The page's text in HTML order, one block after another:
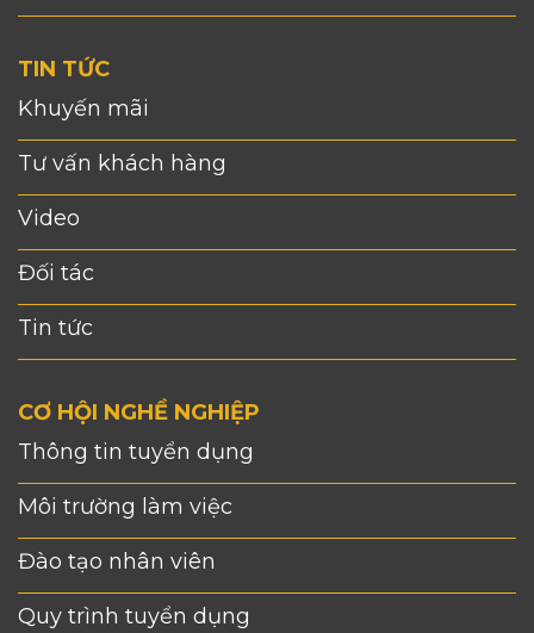
TIN TỨC
Khuyến mãi
Tư vấn khách hàng
Video
Đối tác
Tin tức
CƠ HỘI NGHỀ NGHIỆP
Thông tin tuyển dụng
Môi trường làm việc
Đào tạo nhân viên
Quy trình tuyển dụng